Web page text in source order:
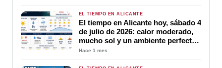
EL TIEMPO EN ALICANTE
El tiempo en Alicante hoy, sábado 4
de julio de 2026: calor moderado,
mucho sol y un ambiente perfecto
para disfrutar del verano
Hace 1 mes